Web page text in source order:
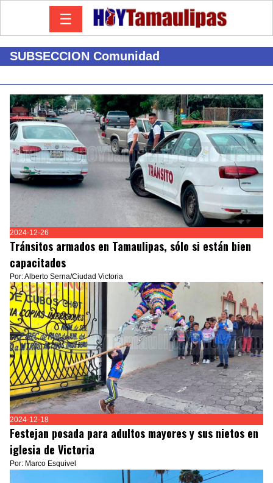
☰
SUBSECCION Comunidad
2024-12-26
Tránsitos armados en Tamaulipas, sólo si están bien
capacitados
Por: Alberto Serna/Ciudad Victoria
2024-12-18
Festejan posada para adultos mayores y sus nietos en
iglesia de Victoria
Por: Marco Esquivel